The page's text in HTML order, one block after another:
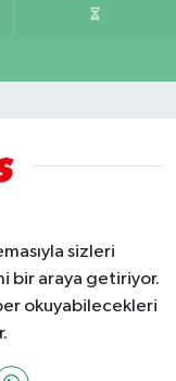
sizleri
bir araya getiriyor.
okuyabilecekleri